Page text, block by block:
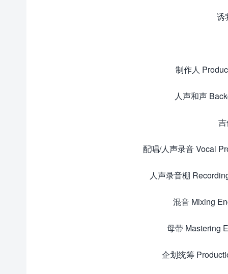
诱
制作人
人声和声
配唱/人声录音 Vocal
人声录音棚
混音 Mixing
母带 Mastering
企划统筹